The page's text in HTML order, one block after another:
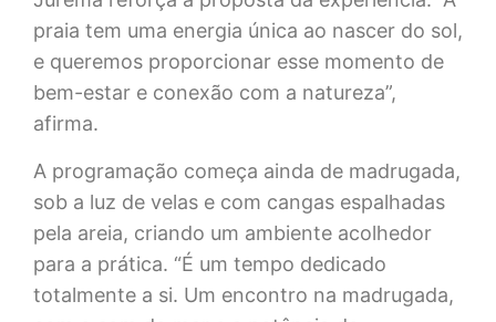
praia tem uma energia única ao nascer do sol,
e queremos proporcionar esse momento de
bem-estar e conexão com a natureza”,
afirma.
A programação começa ainda de madrugada,
sob a luz de velas e com cangas espalhadas
pela areia, criando um ambiente acolhedor
para a prática. “É um tempo dedicado
totalmente a si. Um encontro na madrugada,